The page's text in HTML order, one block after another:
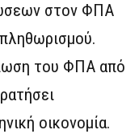
στον ΦΠΑ
του ΦΠΑ από
οικονομία.